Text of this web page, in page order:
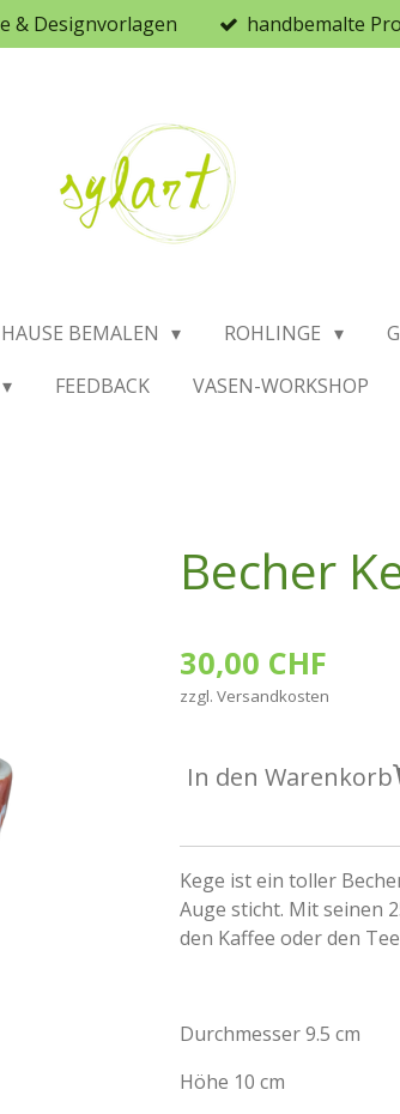
& Designvorlagen handbemalte
BEMALEN ROHLINGE
FEEDBACK VASEN-WORKSHOP
Becher
30,00 CHF
zzgl. Versandkosten
In den Warenkorb
Kege ist ein toller
Auge sticht. Mit seinen
den Kaffee oder den
Durchmesser 9.5 cm
Höhe 10 cm